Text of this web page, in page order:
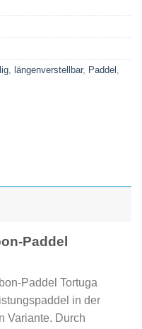
längenverstellbar, Paddel
Paddel
Paddel Tortuga
in der
Variante. Durch